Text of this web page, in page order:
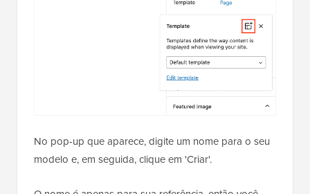
No pop-up que aparece, digite um nome para o seu
modelo e, em seguida, clique em 'Criar'.